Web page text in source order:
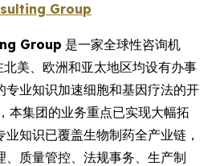
Group
Group 是一家全球性咨询机
美、欧洲和亚太地区均设有办事
专业知识加速细胞和基因疗法的开
本集团的业务重点已实现大幅拓
知识已覆盖生物制药全产业链，
、质量管控、法规事务、生产制